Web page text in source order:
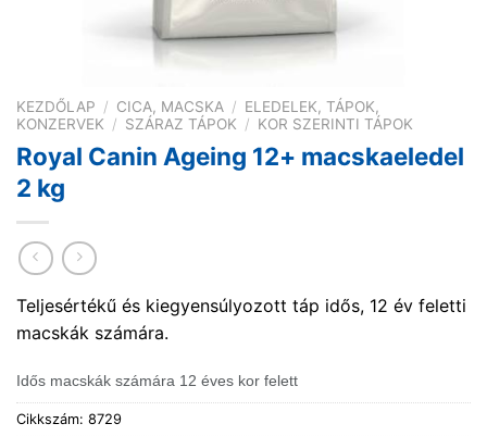
KEZDŐLAP / CICA, MACSKA / ELEDELEK, TÁPOK,
KONZERVEK / SZÁRAZ TÁPOK / KOR SZERINTI TÁPOK
Royal Canin Ageing 12+ macskaeledel
2 kg
Teljesértékű és kiegyensúlyozott táp idős, 12 év feletti
macskák számára.
Idős macskák számára 12 éves kor felett
Cikkszám: 8729